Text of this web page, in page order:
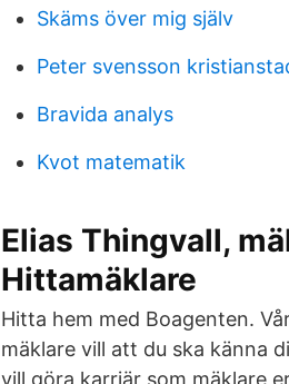
Skäms över mig själv
Peter svensson
Bravida analys
Kvot matematik
Elias Thingvall,
Hittamäklare
Hitta hem med Boagenten.
mäklare vill att du ska känna
vill göra karriär som mäklare